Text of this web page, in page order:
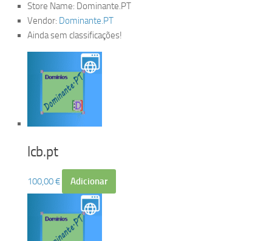
Store Name: Dominante.PT
Vendor: Dominante.PT
Ainda sem classificações!
lcb.pt
100,00€ Adicionar